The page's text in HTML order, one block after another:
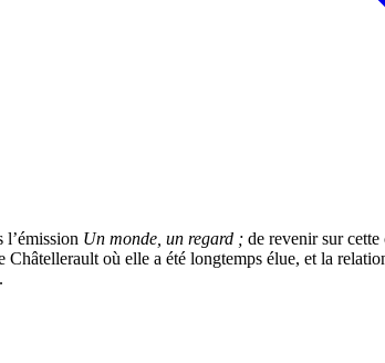
l’émission Un monde, un regard ; de revenir sur
où elle a été longtemps élue, et la